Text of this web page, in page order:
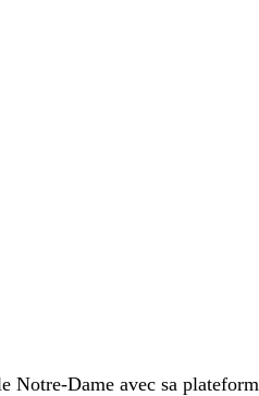
Notre-Dame avec sa